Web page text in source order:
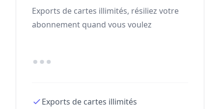
Exports de cartes illimités, résiliez votre
abonnement quand vous voulez
…
Exports de cartes illimités